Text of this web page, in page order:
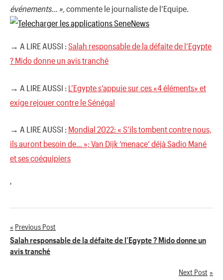
événements… »,commente le journaliste de l’Equipe.
→ A LIRE AUSSI : Salah responsable de la défaite de l’Egypte
? Mido donne un avis tranché
→ A LIRE AUSSI : L’Egypte s’appuie sur ces «4 éléments» et
exige rejouer contre le Sénégal
→ A LIRE AUSSI : Mondial 2022: « S’ils tombent contre nous,
ils auront besoin de… »; Van Dijk ‘menace’ déjà Sadio Mané
et ses coéquipiers
'
Navigation
de
Previous Post
Salah responsable de la défaite de l’Egypte ? Mido donne un
avis tranché
Next Post